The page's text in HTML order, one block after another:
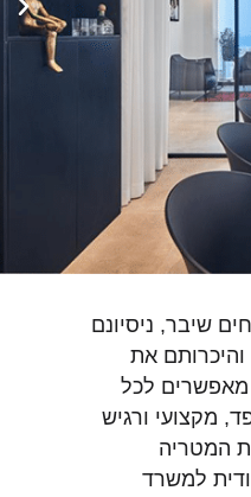
שיבר, ניסיונם
והיכרותם את
לכל
מקצועי ורגיש
המטריה
למשרד